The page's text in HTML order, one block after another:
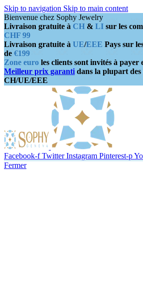
Skip to navigation Skip to main content
Bienvenue chez Sophy Jewelry
Livraison gratuite à CH & LI sur les
CHF 99
Livraison gratuite à UE/EEE Pays sur
de €199
Zone euro les clients sont invités à payer
Meilleur prix garanti dans la plupart des
CH/UE/EEE
Facebook-f Twitter Instagram Pinterest-p
Fermer